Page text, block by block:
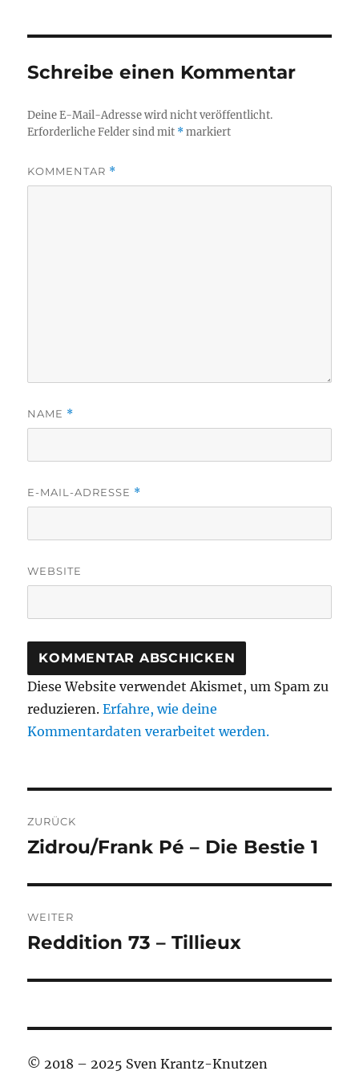
Schreibe einen Kommentar
Deine E-Mail-Adresse wird nicht veröffentlicht.
Erforderliche Felder sind mit *markiert
KOMMENTAR *
NAME *
E-MAIL-ADRESSE *
WEBSITE
Diese Website verwendet Akismet, um Spam zu
reduzieren.Erfahre, wie deine
Kommentardaten verarbeitet werden.
ZURÜCK
Vorheriger
Zidrou/Frank Pé – Die Bestie 1
WEITER
Nächster
Reddition 73 – Tillieux
© 2018 – 2025 Sven Krantz-Knutzen